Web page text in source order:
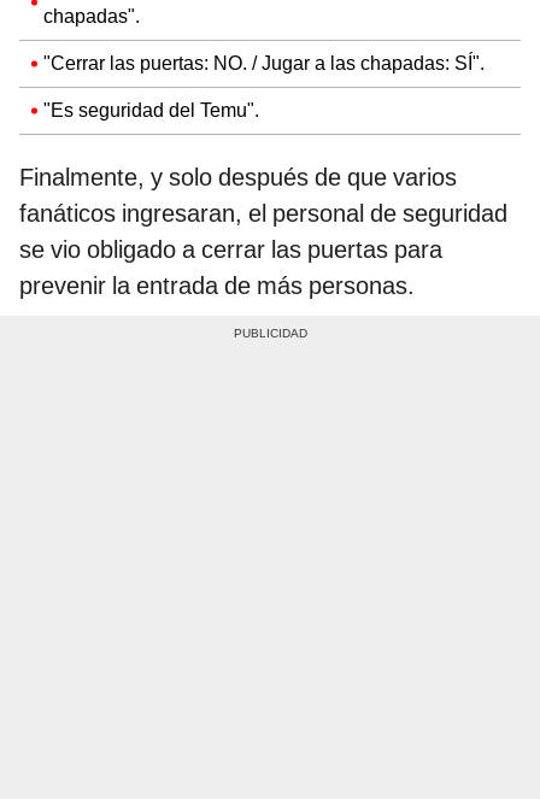
chapadas".
"Cerrar las puertas: NO. / Jugar a las chapadas: SÍ".
"Es seguridad del Temu".
Finalmente, y solo después de que varios
fanáticos ingresaran, el personal de seguridad
se vio obligado a cerrar las puertas para
prevenir la entrada de más personas.